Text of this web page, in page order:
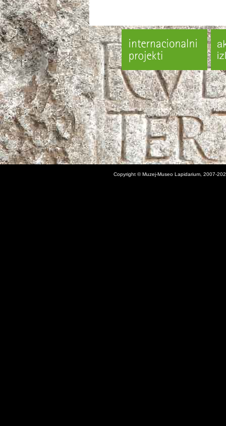
Copyright © Muzej-Museo Lapidarium, 2007-